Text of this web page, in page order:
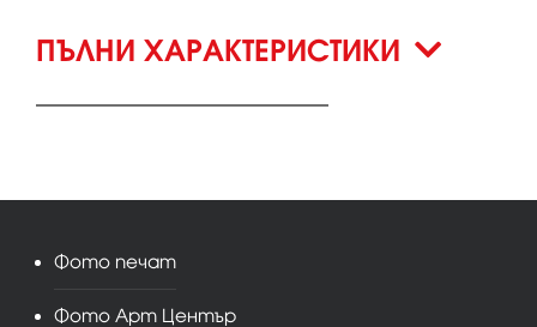
ПЪЛНИ ХАРАКТЕРИСТИКИ
Фото печат
Фото Арт Център